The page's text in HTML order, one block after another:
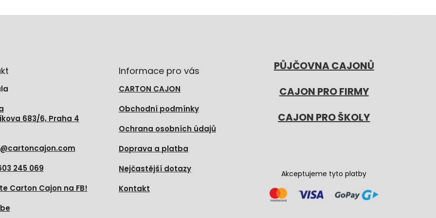
683/6, Praha 4
@cartoncajon.com
245 069
Carton Cajon na FB!
Informace pro vás
CARTON CAJON
Obchodní podmínky
Ochrana osobních údajů
Doprava a platba
Nejčastější dotazy
Kontakt
PŮJČOVNA CAJONŮ
CAJON PRO FIRMY
CAJON PRO ŠKOLY
Akceptujeme tyto platby